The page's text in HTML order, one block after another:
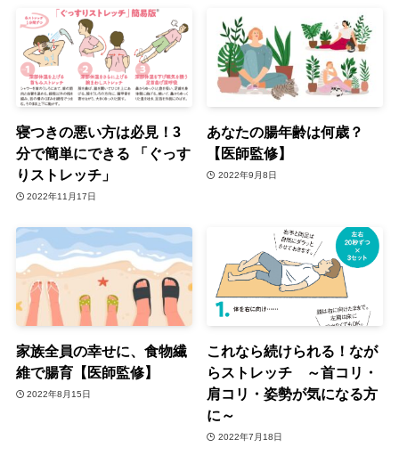
寝つきの悪い方は必見！3
分で簡単にできる 「ぐっす
りストレッチ」
2022年11月17日
あなたの腸年齢は何歳？
【医師監修】
2022年9月8日
家族全員の幸せに、食物繊
維で腸育【医師監修】
2022年8月15日
これなら続けられる！なが
らストレッチ ～首コリ・
肩コリ・姿勢が気になる方
に～
2022年7月18日